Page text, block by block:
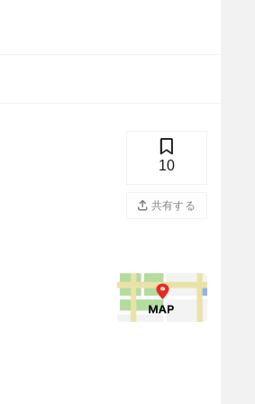
10
共有する